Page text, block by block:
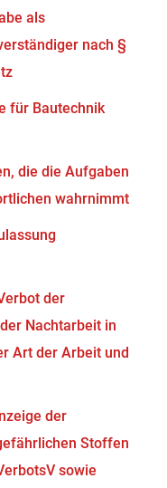
als
nach §
für Bautechnik
die die Aufgaben
wahrnimmt
der
Nachtarbeit in
Art der Arbeit und
der
Stoffen
sowie